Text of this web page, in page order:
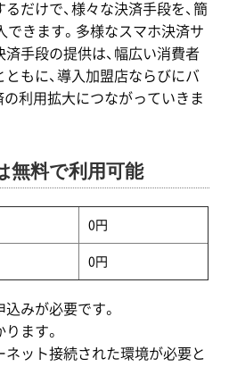
だけで、様々な決済手段を、簡
できます。多様なスマホ決済サ
手段の提供は、幅広い消費者
もに、導入加盟店ならびにバ
の利用拡大につながっていきま
無料で利用可能
0円
0円
みが必要です。
ます。
ット接続された環境が必要と